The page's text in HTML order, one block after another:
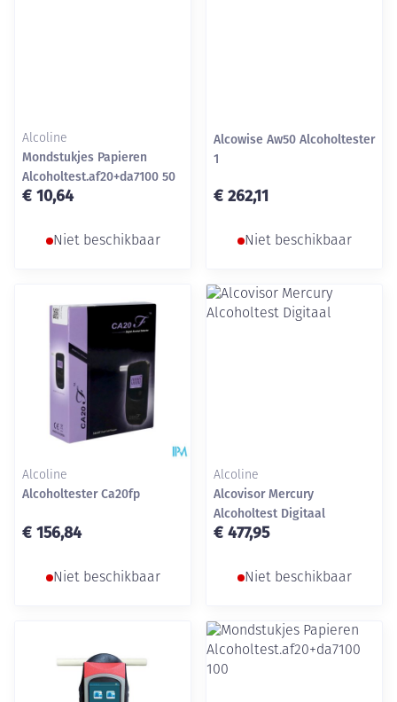
Alcoline
Mondstukjes Papieren
Alcoholtest.af20+da7100 50
€ 10,64
Niet beschikbaar
Alcowise Aw50 Alcoholtester
1
€ 262,11
Niet beschikbaar
Alcoline
Alcoholtester Ca20fp
€ 156,84
Niet beschikbaar
Alcoline
Alcovisor Mercury
Alcoholtest Digitaal
€ 477,95
Niet beschikbaar